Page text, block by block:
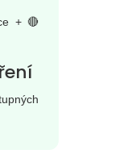
+ 🔴